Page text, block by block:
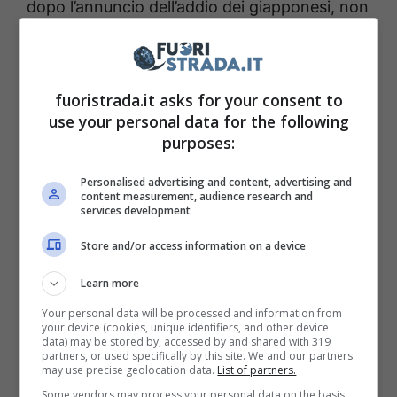
dopo l’annuncio dell’addio dei giapponesi, non
motori. Attraversosoluzioni mirate
all’affidabilità, consentite dalle disposizioni in
materia di PU, è possibile ottenere risultati in
efficienza e potenza.
fuoristrada.it asks for your consent to
use your personal data for the following
purposes:
Personalised advertising and content, advertising and
content measurement, audience research and
services development
Store and/or access information on a device
Learn more
Your personal data will be processed and information from
your device (cookies, unique identifiers, and other device
data) may be stored by, accessed by and shared with 319
partners, or used specifically by this site. We and our partners
may use precise geolocation data. List of partners.